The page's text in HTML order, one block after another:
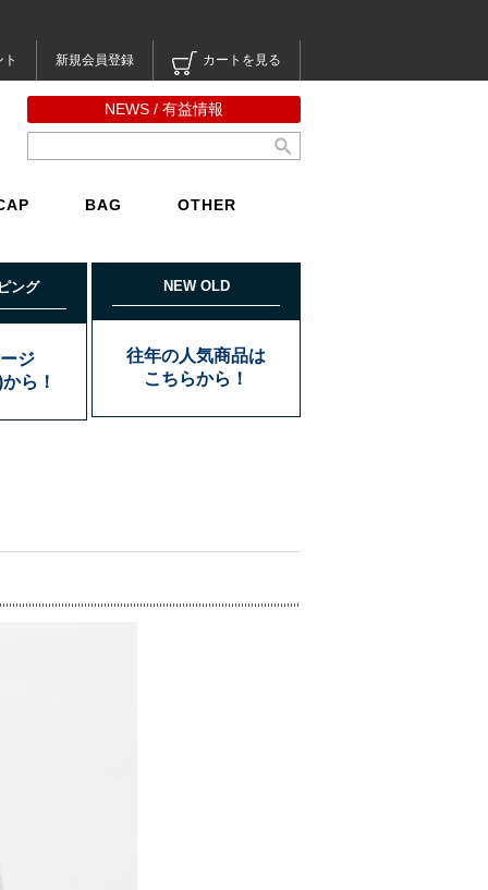
新規会員登録 カートを見る
NEWS / 有益情報
BAG OTHER
ング
ジ
ら！
NEW OLD
往年の人気商品は
こちらから！